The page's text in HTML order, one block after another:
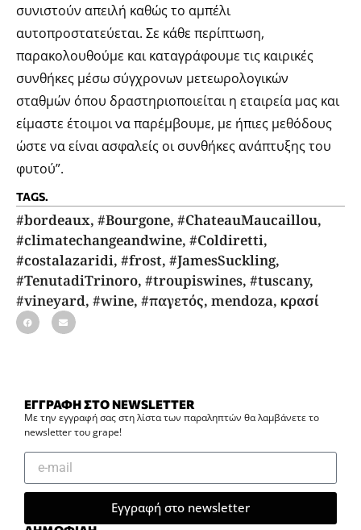
συνιστούν απειλή καθώς το αμπέλι
αυτοπροστατεύεται. Σε κάθε περίπτωση,
παρακολουθούμε και καταγράφουμε τις καιρικές
συνθήκες μέσω σύγχρονων μετεωρολογικών
σταθμών όπου δραστηριοποιείται η εταιρεία μας και
είμαστε έτοιμοι να παρέμβουμε, με ήπιες μεθόδους
ώστε να είναι ασφαλείς οι συνθήκες ανάπτυξης του
φυτού”.
TAGS.
#bordeaux, #Bourgone, #ChateauMaucaillou,
#climatechangeandwine, #Coldiretti,
#costalazaridi, #frost, #JamesSuckling,
#TenutadiTrinoro, #troupiswines, #tuscany,
#vineyard, #wine, #παγετός, mendoza, κρασί
ΕΓΓΡΑΦΗ ΣΤΟ NEWSLETTER
Με την εγγραφή σας στη λίστα των παραληπτών θα λαμβάνετε το
newsletter του grape!
Εγγραφή στο newsletter